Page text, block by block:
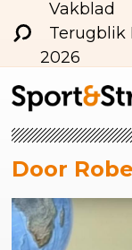
Vakblad
Terugblik
2026
Door